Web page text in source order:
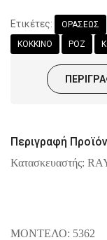
Ετικέτες: ΟΡΑΣΕΩΣ
ΚΟΚΚΙΝΟ ΡΟΖ
Περιγραφή
Κατασκευαστής:
ΜΟΝΤΕΛΟ: 5362